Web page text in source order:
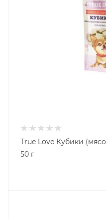
True Love Кубики
50 г